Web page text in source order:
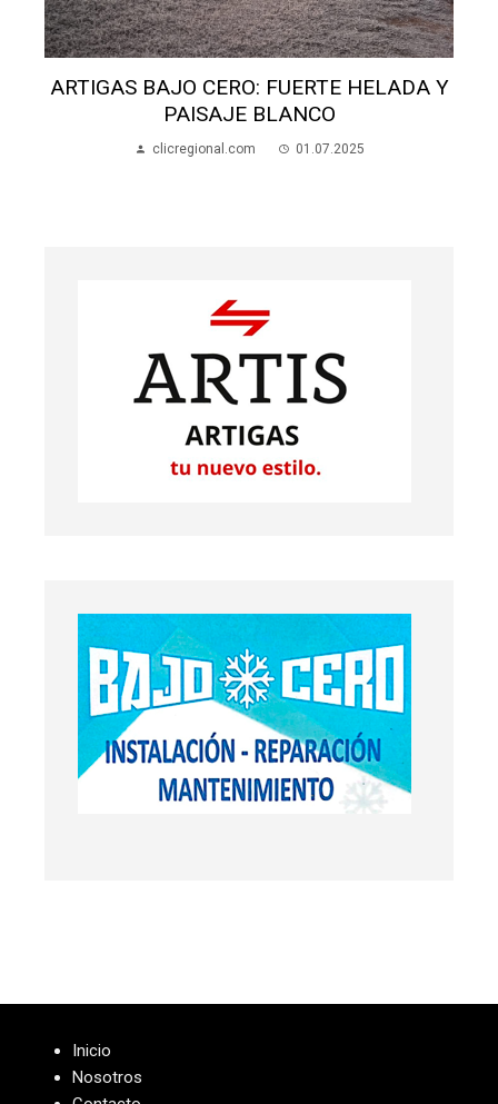
ARTIGAS BAJO CERO: FUERTE HELADA Y
PAISAJE BLANCO
clicregional.com 01.07.2025
Inicio
Nosotros